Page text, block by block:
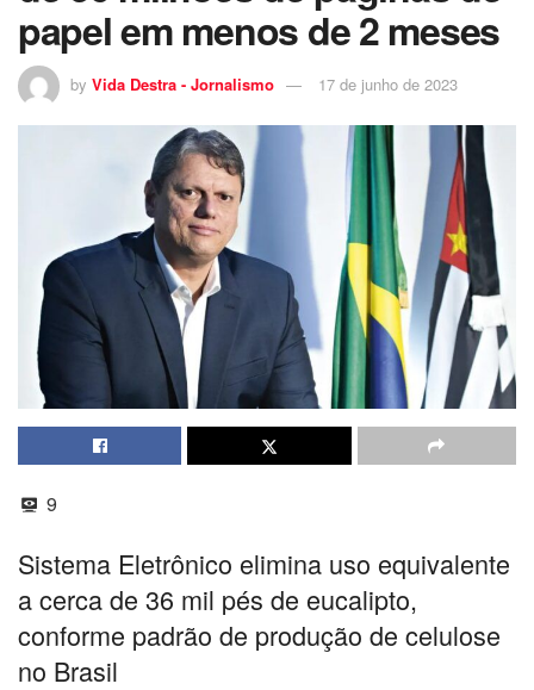
papel em menos de 2 meses
by Vida Destra - Jornalismo 17 de junho de 2023
9
Sistema Eletrônico elimina uso equivalente
a cerca de 36 mil pés de eucalipto,
conforme padrão de produção de celulose
no Brasil